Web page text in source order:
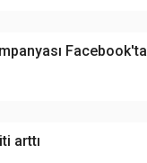
Facebook'ta
arttı